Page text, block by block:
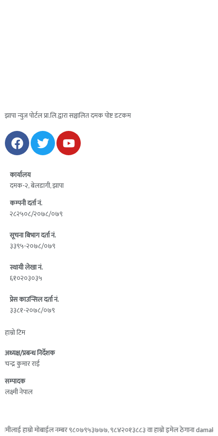
झापा न्युज पोर्टल प्रा.लि.द्वारा सञ्चालित दमक पोष्ट डटकम
कार्यालय
दमक-२, बेलडागी, झापा
कम्पनी दर्ता नं.
२८२५०८/२०७८/०७९
सूचना बिभाग दर्ता नं.
३३९५-२०७८/०७९
स्थायी लेखा नं.
६१०२०३०३५
प्रेस काउन्सिल दर्ता नं.
३३८१-२०७८/०७९
हाम्रो टिम
अध्यक्ष/प्रबन्ध निर्देशक
चन्द्र कुमार राई
सम्पादक
लक्ष्मी नेपाल
हाम्रो मोबाईल नम्बर ९८०७९५३७७७, ९८४२०१३८८३ वा हाम्रो इमेल ठेगाना